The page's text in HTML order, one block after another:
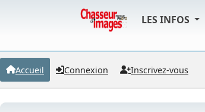
LES INFOS
Accueil Connexion Inscrivez-vous